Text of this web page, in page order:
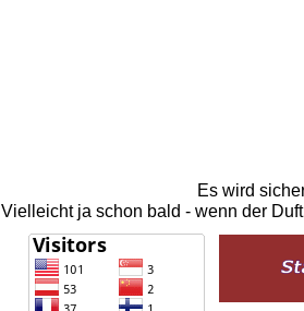
Es wird
Vielleicht ja schon bald - wenn der